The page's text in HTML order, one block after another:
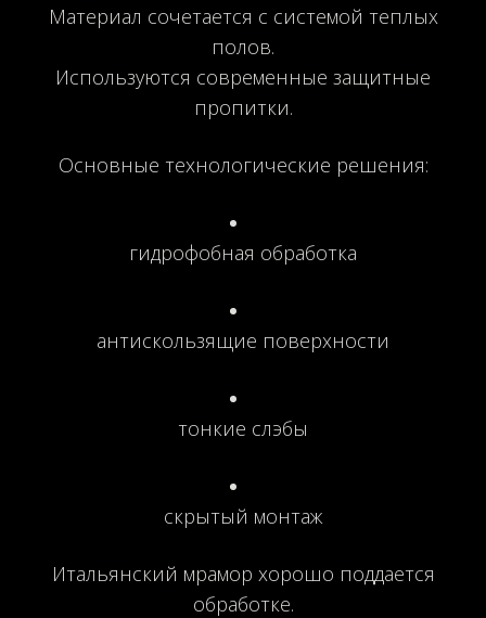
Материал сочетается с системой теплых
полов.
Используются современные защитные
пропитки.
Основные технологические решения:
гидрофобная обработка
антискользящие поверхности
тонкие слэбы
скрытый монтаж
Итальянский мрамор хорошо поддается
обработке.